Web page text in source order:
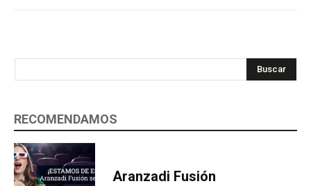
Buscar
RECOMENDAMOS
Aranzadi Fusión